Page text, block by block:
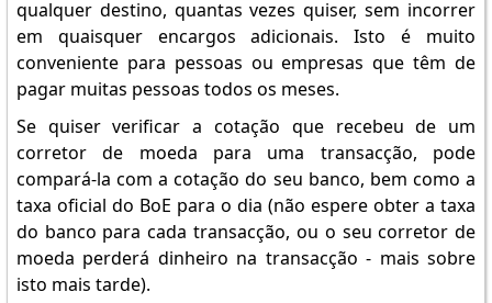
qualquer destino, quantas vezes quiser, sem incorrer
em quaisquer encargos adicionais. Isto é muito
conveniente para pessoas ou empresas que têm de
pagar muitas pessoas todos os meses.
Se quiser verificar a cotação que recebeu de um
corretor de moeda para uma transacção, pode
compará-la com a cotação do seu banco, bem como a
taxa oficial do BoE para o dia (não espere obter a taxa
do banco para cada transacção, ou o seu corretor de
moeda perderá dinheiro na transacção - mais sobre
isto mais tarde).